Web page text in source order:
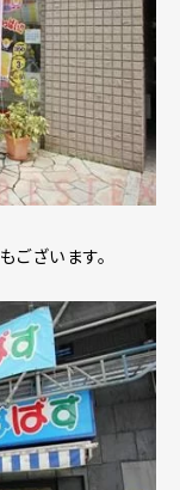
ざいます。